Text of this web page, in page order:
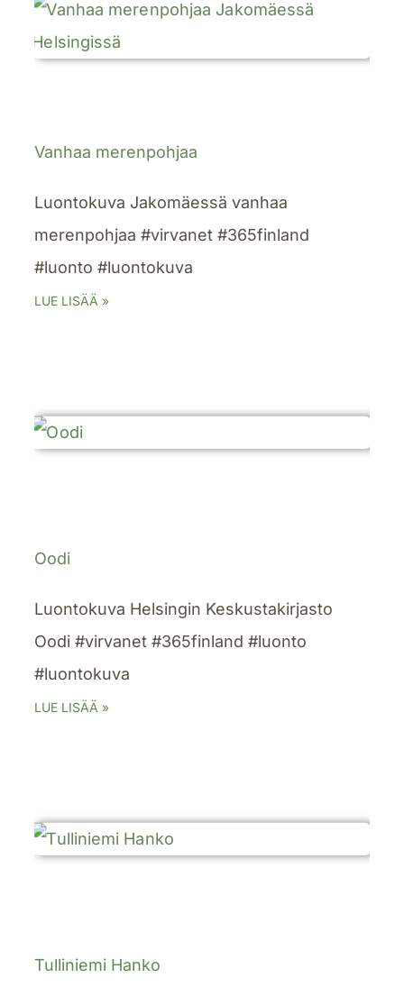
Vanhaa merenpohjaa
Luontokuva Jakomäessä vanhaa
merenpohjaa #virvanet #365finland
#luonto #luontokuva
LUE LISÄÄ »
Oodi
Luontokuva Helsingin Keskustakirjasto
Oodi #virvanet #365finland #luonto
#luontokuva
LUE LISÄÄ »
Tulliniemi Hanko